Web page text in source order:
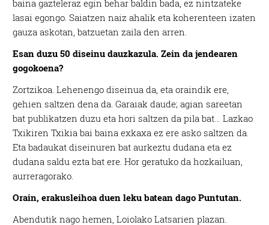
baina gazteleraz egin behar baldin bada, ez nintzateke
lasai egongo. Saiatzen naiz ahalik eta koherenteen izaten
gauza askotan, batzuetan zaila den arren.
Esan duzu 50 diseinu dauzkazula. Zein da jendearen
gogokoena?
Zortzikoa . Lehenengo diseinua da, eta oraindik ere,
gehien saltzen dena da. Garaiak daude; agian sareetan
bat publikatzen duzu eta hori saltzen da pila bat… Lazkao
TxikirenTxikia bai baina exkaxa ez ere asko saltzen da.
Eta badaukat diseinuren bat aurkeztu dudana eta ez
dudana saldu ezta bat ere. Hor geratuko da hozkailuan,
aurreragorako.
Orain, erakusleihoa duen leku batean dago Puntutan.
Abendutik nago hemen, Loiolako Latsarien plazan.